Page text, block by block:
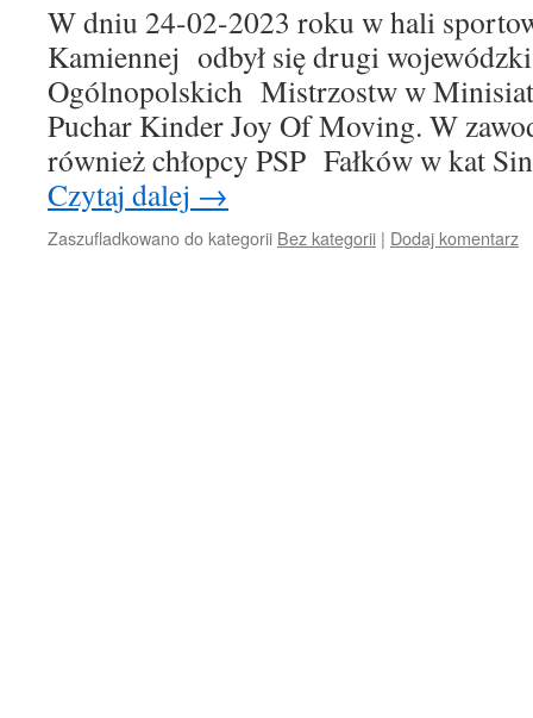
W dniu 24-02-2023 roku w hali
Kamiennej odbył się drugi
Ogólnopolskich Mistrzostw w
Puchar Kinder Joy Of Moving. W
również chłopcy PSP Fałków w kat
Czytaj dalej →
Zaszufladkowano do kategorii Bez kategorii | Dodaj komentarz